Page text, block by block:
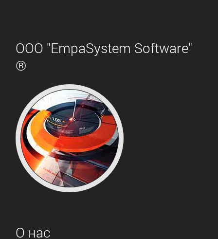
ООО "EmpaSystem Software"
®
О нас